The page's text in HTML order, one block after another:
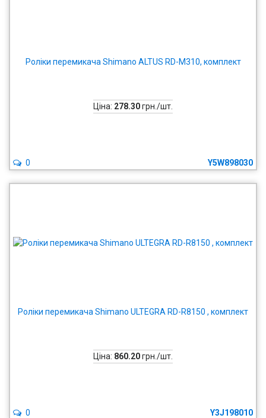
Роліки перемикача Shimano ALTUS RD-М310, комплект
Ціна: 278.30грн./шт.
Y5W898030
0
Роліки перемикача Shimano ULTEGRA RD-R8150 , комплект
Ціна: 860.20грн./шт.
Y3J198010
0